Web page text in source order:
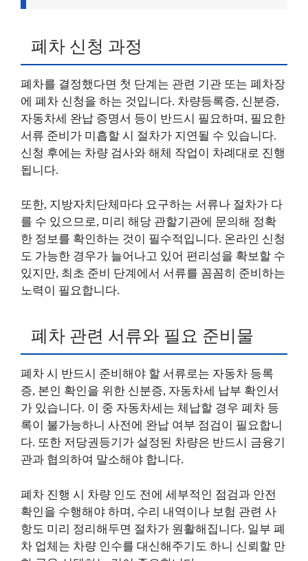
폐차 신청 과정
폐차를 결정했다면 첫 단계는 관련 기관 또는 폐차장
에 폐차 신청을 하는 것입니다. 차량등록증, 신분증,
자동차세 완납 증명서 등이 반드시 필요하며, 필요한
서류 준비가 미흡할 시 절차가 지연될 수 있습니다.
신청 후에는 차량 검사와 해체 작업이 차례대로 진행
됩니다.
또한, 지방자치단체마다 요구하는 서류나 절차가 다
를 수 있으므로, 미리 해당 관할기관에 문의해 정확
한 정보를 확인하는 것이 필수적입니다. 온라인 신청
도 가능한 경우가 늘어나고 있어 편리성을 확보할 수
있지만, 최초 준비 단계에서 서류를 꼼꼼히 준비하는
노력이 필요합니다.
폐차 관련 서류와 필요 준비물
폐차 시 반드시 준비해야 할 서류로는 자동차 등록
증, 본인 확인을 위한 신분증, 자동차세 납부 확인서
가 있습니다. 이 중 자동차세는 체납할 경우 폐차 등
록이 불가능하니 사전에 완납 여부 점검이 필요합니
다. 또한 저당권등기가 설정된 차량은 반드시 금융기
관과 협의하여 말소해야 합니다.
폐차 진행 시 차량 인도 전에 세부적인 점검과 안전
확인을 수행해야 하며, 수리 내역이나 보험 관련 사
항도 미리 정리해두면 절차가 원활해집니다. 일부 폐
차 업체는 차량 인수를 대신해주기도 하니 신뢰할 만